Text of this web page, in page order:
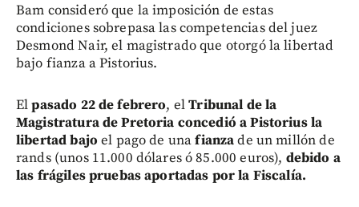
Bam consideró que la imposición de estas
condiciones sobrepasa las competencias del juez
Desmond Nair, el magistrado que otorgó la libertad
bajo fianza a Pistorius.
Elpasado 22 de febrero, elTribunal de la
Magistratura de Pretoria concedió a Pistorius la
libertad bajo el pago de unafianzade un millón de
rands (unos 11.000 dólares ó 85.000 euros), debido a
las frágiles pruebas aportadas por la Fiscalía.